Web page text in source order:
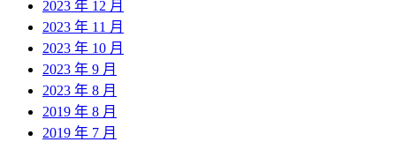
2023 年 12 月
2023 年 11 月
2023 年 10 月
2023 年 9 月
2023 年 8 月
2019 年 8 月
2019 年 7 月